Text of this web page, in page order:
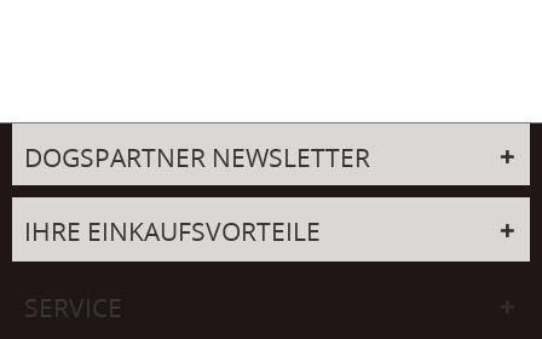
DOGSPARTNER NEWSLETTER
IHRE EINKAUFSVORTEILE
SERVICE